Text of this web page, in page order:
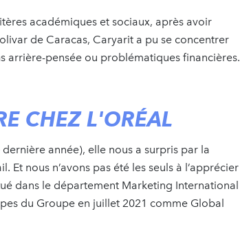
académiques et sociaux, après avoir
de Caracas, Caryarit a pu se concentrer
arrière-pensée ou problématiques financières.
CHEZ L'ORÉAL
année), elle nous a surpris par la
nous n’avons pas été les seuls à l’apprécier
dans le département Marketing International
du Groupe en juillet 2021 comme Global